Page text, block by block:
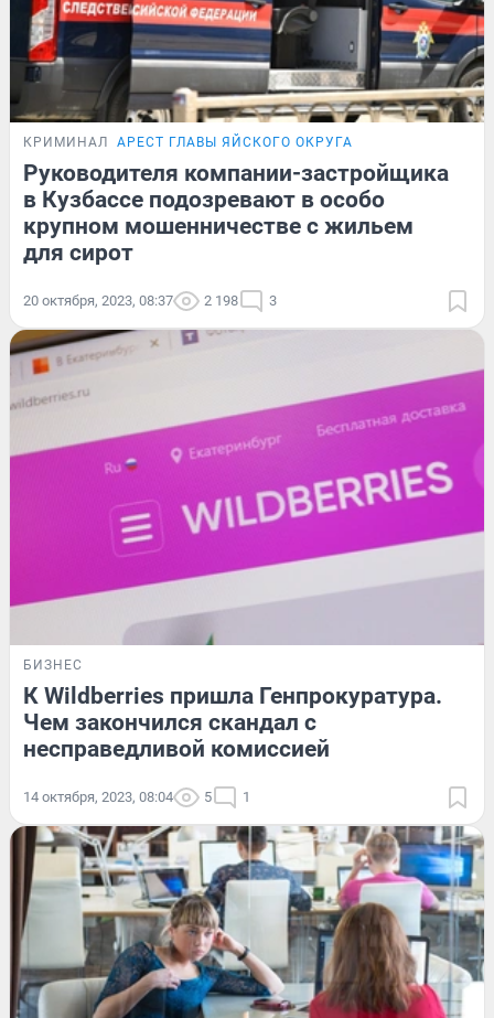
КРИМИНАЛ АРЕСТ ГЛАВЫ ЯЙСКОГО ОКРУГА
Руководителя компании-застройщика
в Кузбассе подозревают в особо
крупном мошенничестве с жильем
для сирот
20 октября, 2023, 08:37 2 198 3
БИЗНЕС
К Wildberries пришла Генпрокуратура.
Чем закончился скандал с
несправедливой комиссией
14 октября, 2023, 08:04 5 1